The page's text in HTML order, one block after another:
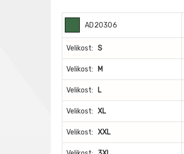
AD20306
Velikost: S
Velikost: M
Velikost: L
Velikost: XL
Velikost: XXL